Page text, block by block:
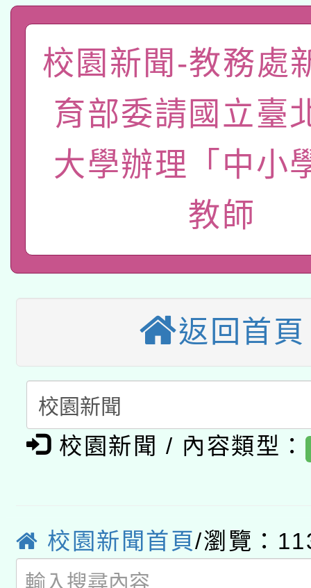
一案。
答一案
有關本府115年70歲以
人員健康講座「吃得安
心」，鼓勵退休同仁踴
案。
本校115學年度第2次
招)
適應運動共學行動站研
本館辦理115年度閱讀
暨閱讀推動專業研習
科技賦能─人工智慧
A3數位素養講師名單
本校115學年度第1次
第3次招考甄選結果公
本校115學年度第2次
次招考甄選結果公告(
有關原住民族委員會
公告之原住民族歲時祭
一案。
兒童少年暑期犯罪預防
答一案
有關本府115年70歲以
人員健康講座「吃得安
心」，鼓勵退休同仁踴
本校115學年度第2次
招甄選結果公告(無人
適應運動共學行動站研
本館辦理115年度閱讀
礎課程
A3數位素養講師名單
校園新聞-教務處
育部委請國立臺
大學辦理「中小
教師
返回首頁
校園新聞 / 內容類型：
校園新聞首頁/瀏覽：